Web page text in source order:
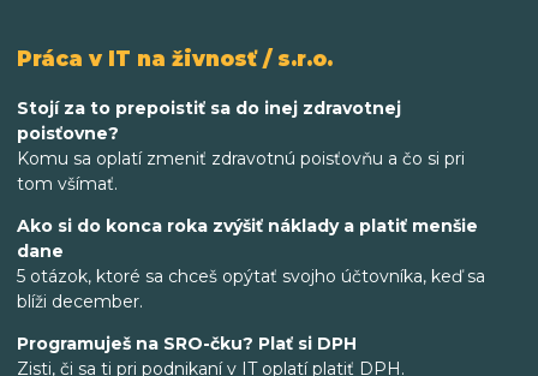
Práca v IT na živnosť / s.r.o.
Stojí za to prepoistiť sa do inej zdravotnej
poisťovne?
Komu sa oplatí zmeniť zdravotnú poisťovňu a čo si pri
tom všímať.
Ako si do konca roka zvýšiť náklady a platiť menšie
dane
5 otázok, ktoré sa chceš opýtať svojho účtovníka, keď sa
blíži december.
Programuješ na SRO-čku? Plať si DPH
Zisti, či sa ti pri podnikaní v IT oplatí platiť DPH.